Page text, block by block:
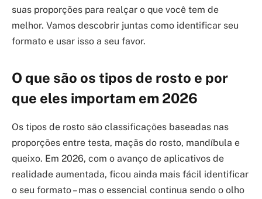
suas proporções para realçar o que você tem de
melhor. Vamos descobrir juntas como identificar seu
formato e usar isso a seu favor.
O que são os tipos de rosto e por
que eles importam em 2026
Os tipos de rosto são classificações baseadas nas
proporções entre testa, maçãs do rosto, mandíbula e
queixo. Em 2026, com o avanço de aplicativos de
realidade aumentada, ficou ainda mais fácil identificar
o seu formato – mas o essencial continua sendo o olho